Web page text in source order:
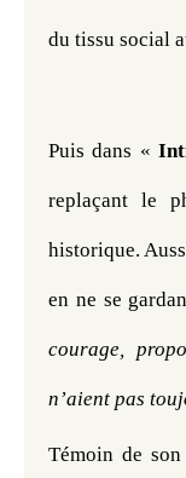
du tissu social
Puis dans «
replaçant le
historique.
en ne se
courage,
n’aient pas
Témoin de